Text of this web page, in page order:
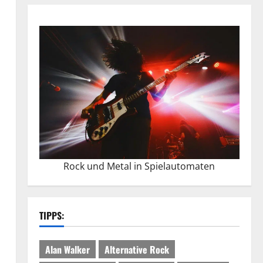
Rock und Metal in Spielautomaten
TIPPS:
Alan Walker Alternative Rock